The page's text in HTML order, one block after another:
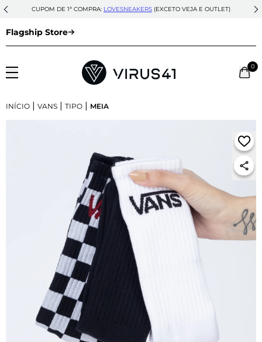
CUPOM DE 1ª COMPRA: LOVESNEAKERS (EXCETO VEJA E OUTLET)
Flagship Store
0
INÍCIO | VANS | TIPO | MEIA